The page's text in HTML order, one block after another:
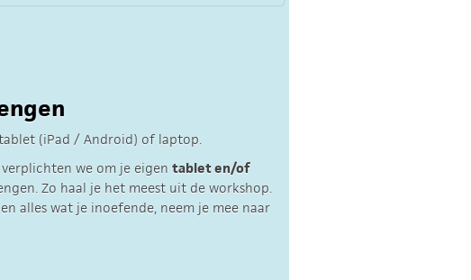
(iPad / Android) of laptop.
we om je eigen tablet en/of
Zo haal je het meest uit de workshop.
alles wat je inoefende, neem je mee naar